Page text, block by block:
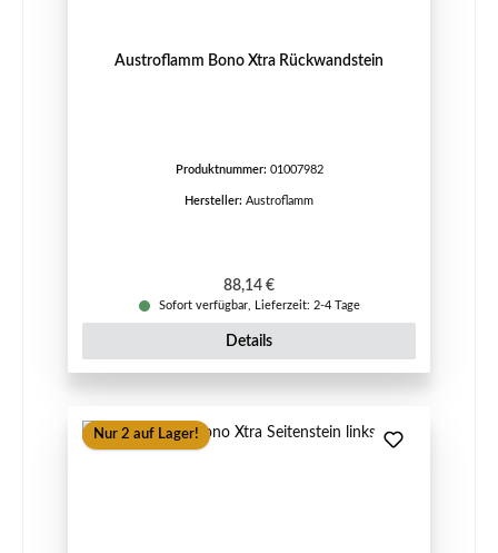
Austroflamm Bono Xtra Rückwandstein
Produktnummer: 01007982
Hersteller: Austroflamm
Regulärer Preis:
88,14 €
Sofort verfügbar, Lieferzeit: 2-4 Tage
Details
Nur 2 auf Lager!